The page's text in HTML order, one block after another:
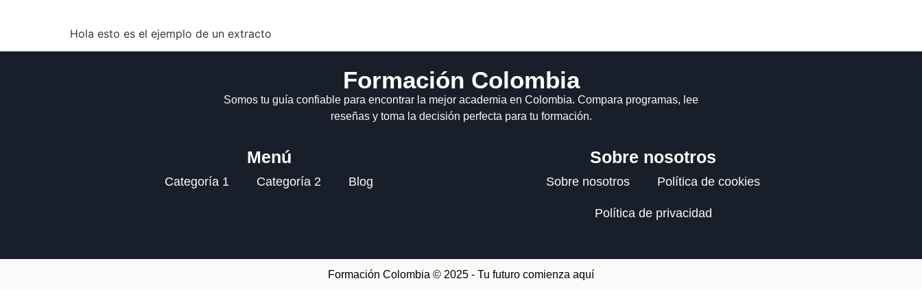
Hola esto es el ejemplo de un extracto
Formación Colombia
Somos tu guía confiable para encontrar la mejor academia en Colombia. Compara programas, lee
reseñas y toma la decisión perfecta para tu formación.
Menú
Categoría 1 Categoría 2 Blog
Sobre nosotros
Sobre nosotros Política de cookies
Política de privacidad
Formación Colombia © 2025 - Tu futuro comienza aquí